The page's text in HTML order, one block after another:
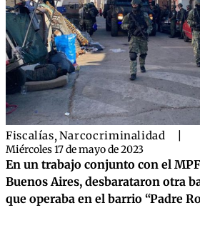
Fiscalías,Narcocriminalidad
Miércoles 17 de mayo de 2023
En un trabajo conjunto con el
Buenos Aires, desbarataron otra
que operaba en el barrio “Padre